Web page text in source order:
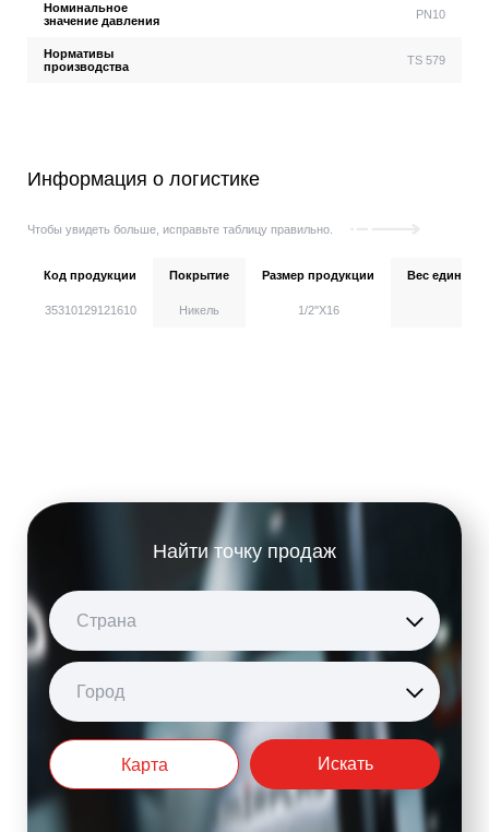
Номинальное
значение давления
PN10
Нормативы
производства
TS 579
Информация о логистике
Чтобы увидеть больше, исправьте таблицу правильно.
Код продукции Покрытие Размер продукции Вес
35310129121610 Никель 1/2''X16
Найти точку продаж
Страна
Город
Карта Искать